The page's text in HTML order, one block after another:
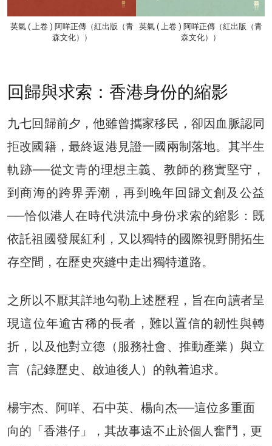
英氣 ( 上卷 ) 阿咩正傳（紅出版（青
森文化））
英氣 ( 上卷 ) 阿咩正傳（紅出版（青
森文化））
回歸與求索：香港身份的縮影
九七回歸前夕，他雖曾攜家移民，卻因血脈認同
拒改國籍，最終返港見證一國兩制落地。其半生
軌跡──從文青的理想主義、教師的務實堅守，
到商海的跨界弄潮，再到晚年回歸文創及公益
──恰似港人在時代洪流中身份求索的縮影：既
依託祖國發展紅利，又以獨特的國際視野開拓生
存空間，在歷史夾縫中走出獨特道路。
之所以不厭其詳地勾勒上述歷程，旨在向讀者呈
現這位年逾古稀的長者，難以置信的韌性與轉
折，以及他對立德（服務社會、推動產業）與立
言（記錄歷史、啟迪後人）的執着追求。
楊宇杰、阿咩、石中英、楊向杰──這位多重面
向的「香港仔」，其故事遠不止於個人奮鬥，更